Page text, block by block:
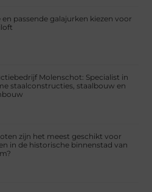
en passende galajurken kiezen voor
Molenschot: Specialist in
staalconstructies, staalbouw en
zijn het meest geschikt voor
in de historische binnenstad van